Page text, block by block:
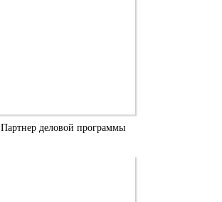
Партнер деловой программы